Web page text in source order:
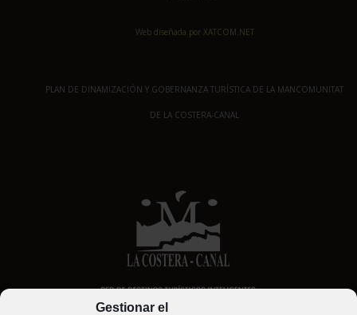
Gestionar el
Web diseñada por XATCOM.NET
PLAN DE DINAMIZACIÓN Y GOBERNANZA TURÍSTICA DE LA MANCOMUNITAT
DE LA COSTERA-CANAL